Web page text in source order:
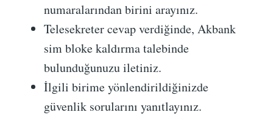
numaralarından birini arayınız.
Telesekreter cevap verdiğinde, Akbank
sim bloke kaldırma talebinde
bulunduğunuzu iletiniz.
İlgili birime yönlendirildiğinizde
güvenlik sorularını yanıtlayınız.